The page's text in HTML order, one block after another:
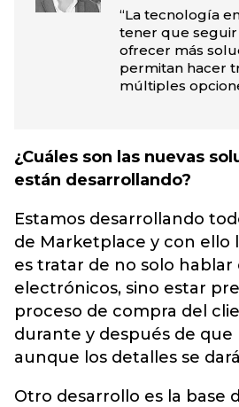
“La tecnología
tener que seguir
ofrecer más
permitan hacer
múltiples
¿Cuáles son las nuevas
están desarrollando?
Estamos desarrollando
de Marketplace y con ello
es tratar de no solo hablar
electrónicos, sino estar
proceso de compra del
durante y después de que
aunque los detalles se
Otro desarrollo es la base